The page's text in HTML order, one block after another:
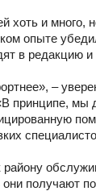
и много,
опыте
в редакцию и
–
принципе, мы
получают